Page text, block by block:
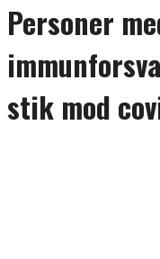
Personer
stik mod